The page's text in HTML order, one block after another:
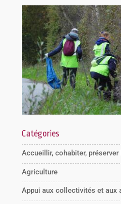
Catégories
Accueillir, cohabiter,
Agriculture
Appui aux collectivités et aux